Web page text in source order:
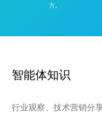
方。
智能体知识
行业观察、技术营销分